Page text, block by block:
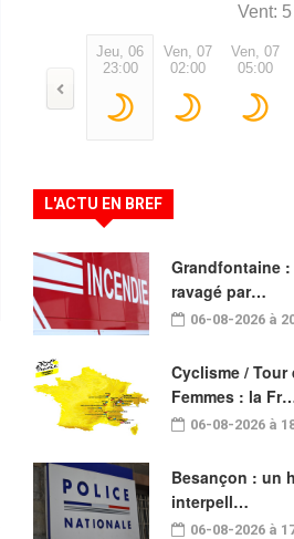
Vent:
Jeu, 06
23:00
Ven, 07
02:00
Ven, 07
05:00
L'ACTU EN BREF
Grandfontaine
ravagé par…
06-08-2026 à
Cyclisme / Tour
Femmes : la
06-08-2026 à
Besançon : un
interpell…
06-08-2026 à